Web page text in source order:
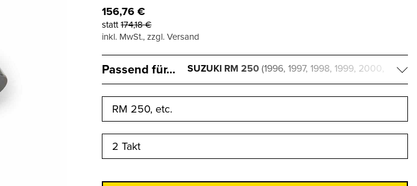
156,76€
statt174,18€
inkl. MwSt., zzgl. Versand
Passend für... SUZUKI RM 250(1996, 1997, 1998, 1999, 2000,
RM 250, etc.
2 Takt